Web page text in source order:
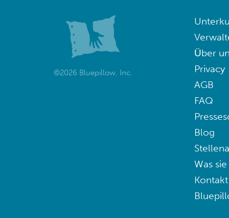
©2026 Bluepillow, Inc.
Über
Privacy
AGB
FAQ
Blog
Was
Kontakt